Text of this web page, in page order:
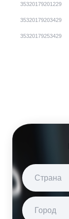
35320179201229
35320179203429
35320179253429
Страна
Город